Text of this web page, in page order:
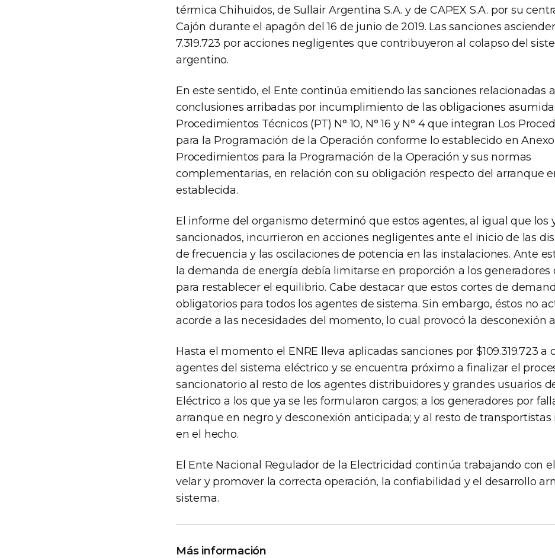
térmica Chihuidos, de Sullair Argentina S.A. y de CAPEX S.A. por su
Cajón durante el apagón del 16 de junio de 2019. Las sanciones
7.319.723 por acciones negligentes que contribuyeron al colapso del
argentino.
En este sentido, el Ente continúa emitiendo las sanciones relacionadas
conclusiones arribadas por incumplimiento de las obligaciones
Procedimientos Técnicos (PT) N° 10, N° 16 y N° 4 que integran Los
para la Programación de la Operación conforme lo establecido en Anexo
Procedimientos para la Programación de la Operación y sus normas
complementarias, en relación con su obligación respecto del arranque
establecida.
El informe del organismo determinó que estos agentes, al igual que los
sancionados, incurrieron en acciones negligentes ante el inicio de las
de frecuencia y las oscilaciones de potencia en las instalaciones. Ante
la demanda de energía debía limitarse en proporción a los generadores
para restablecer el equilibrio. Cabe destacar que estos cortes de
obligatorios para todos los agentes de sistema. Sin embargo, éstos no
acorde a las necesidades del momento, lo cual provocó la desconexión
Hasta el momento el ENRE lleva aplicadas sanciones por $109.319.723 a
agentes del sistema eléctrico y se encuentra próximo a finalizar el
sancionatorio al resto de los agentes distribuidores y grandes usuarios
Eléctrico a los que ya se les formularon cargos; a los generadores por
arranque en negro y desconexión anticipada; y al resto de transportistas
en el hecho.
El Ente Nacional Regulador de la Electricidad continúa trabajando con
velar y promover la correcta operación, la confiabilidad y el desarrollo
sistema.
Más información